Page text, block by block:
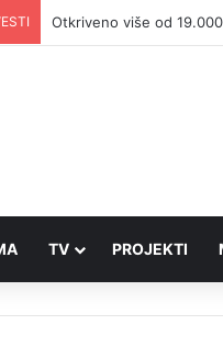
Otkriveno više od
TV PROJEKTI